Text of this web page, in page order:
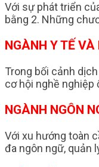
Với sự phát triển
bằng 2. Những
NGÀNH Y TẾ VÀ
Trong bối cảnh
cơ hội nghề nghiệp
NGÀNH NGÔN
Với xu hướng toàn
đa ngôn ngữ, quản